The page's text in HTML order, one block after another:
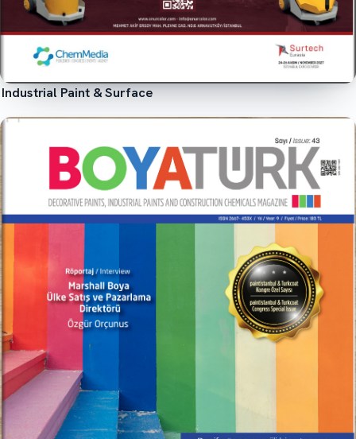
Industrial Paint & Surface